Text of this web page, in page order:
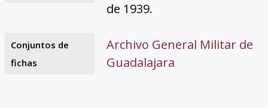
de 1939.
Conjuntos de
fichas
Archivo General Militar de
Guadalajara